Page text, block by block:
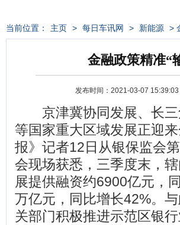
资讯
当前位置： 主页 > 每日车讯网 > 新能源 >
金融政策精准“
发布时间：2021-03-07 15:39:03
京津冀协同发展、长三
等国家重大区域发展正迎
报》记者12日从银保监会
会现场获悉，三季度末，
展提供融资约6900亿元，
万亿元，同比增长42%。
关部门积极推进示范区银